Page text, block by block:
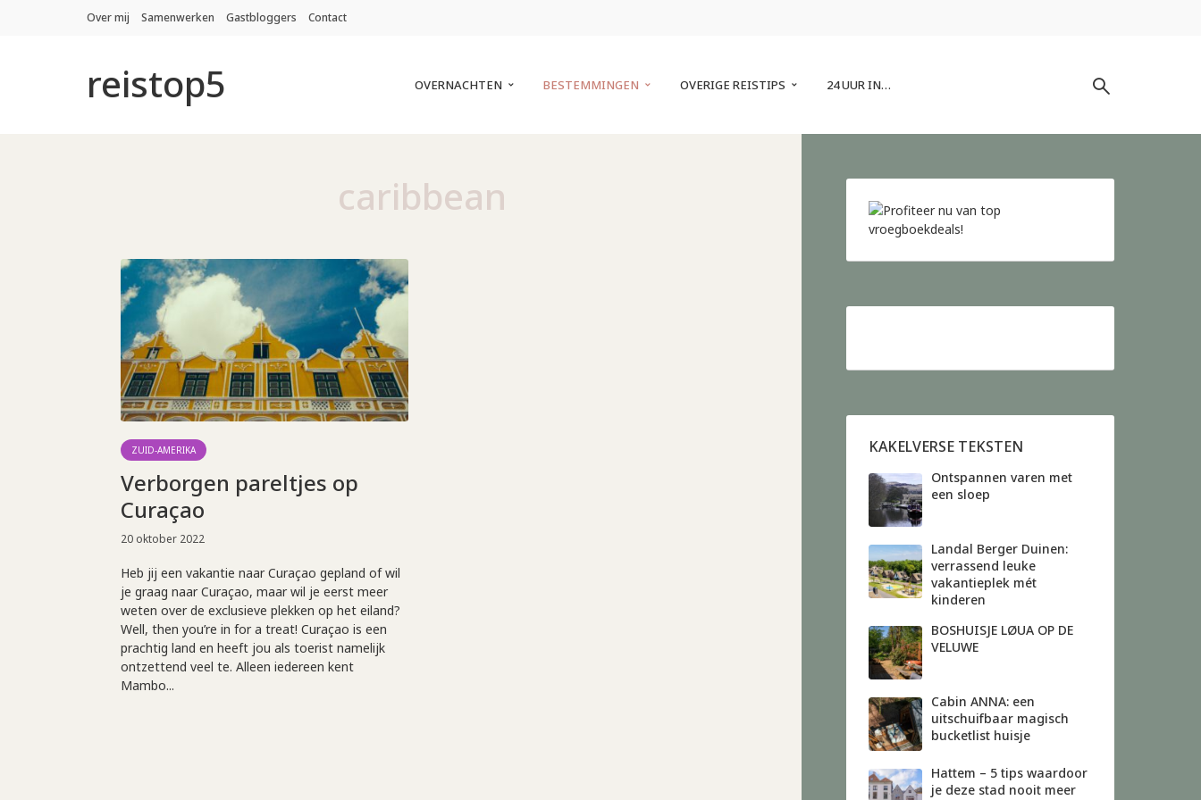
Over mij Samenwerken Gastbloggers Contact
reistop5 OVERNACHTEN BESTEMMINGEN OVERIGE REISTIPS 24 UUR IN…
caribbean
ZUID-AMERIKA
Verborgen pareltjes op
Curaçao
20 oktober 2022
Heb jij een vakantie naar Curaçao gepland of wil
je graag naar Curaçao, maar wil je eerst meer
weten over de exclusieve plekken op het eiland?
Well, then you’re in for a treat! Curaçao is een
prachtig land en heeft jou als toerist namelijk
ontzettend veel te. Alleen iedereen kent
Mambo...
KAKELVERSE TEKSTEN
Ontspannen varen met
een sloep
Landal Berger Duinen:
verrassend leuke
vakantieplek mét
kinderen
BOSHUISJE LØUA OP DE
VELUWE
Cabin ANNA: een
uitschuifbaar magisch
bucketlist huisje
Hattem – 5 tips waardoor
je deze stad nooit meer